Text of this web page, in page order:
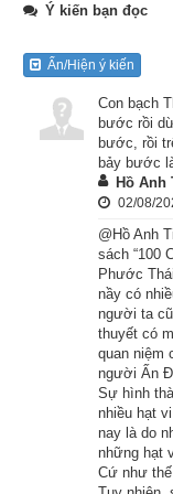
Công chúa Tu Ba
hôm bà đau bụng
kịch liệt, ròng rã
nghĩ như sau:
– Vì muốn giúp
nên đức Phật
muốn thoát khỏi
Niết-bàn không có
Bà nương vào ý
chồng đến chỗ của
Ngài biết tin tức của
Đức Phật nghe
– Hỡi công chúa
Ý kiến bạn đọc
Ẩn/Hiện ý kiến
Con bạch
bước rồi
bước, rồi
bảy bước
Hồ Anh
02/08/
@Hồ Anh
sách “100
Phước
nầy có
người ta
thuyết có
quan niệm
người Ấn
Sự hình
nhiều hạt
nay là do
những hạt
Cứ như